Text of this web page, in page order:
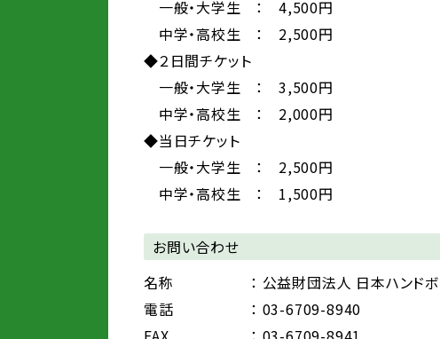
一般・大学生 ： 4,500円
中学・高校生 ： 2,500円
◆２日間チケット
一般・大学生 ： 3,500円
中学・高校生 ： 2,000円
◆当日チケット
一般・大学生 ： 2,500円
中学・高校生 ： 1,500円
お問い合わせ
名称
： 公益財団法人 日本ハンド
電話
： 03-6709-8940